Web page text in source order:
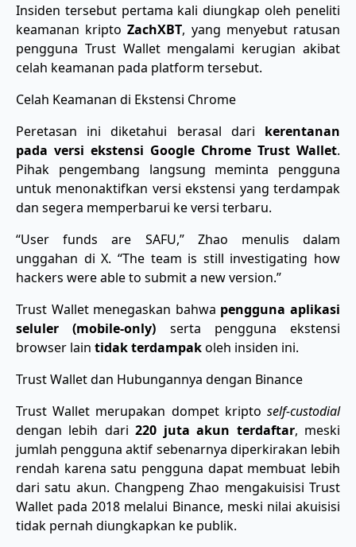
Insiden tersebut pertama kali diungkap oleh peneliti
keamanan kriptoZachXBT, yang menyebut ratusan
pengguna Trust Wallet mengalami kerugian akibat
celah keamanan pada platform tersebut.
Celah Keamanan di Ekstensi Chrome
Peretasan ini diketahui berasal dari kerentanan
pada versi ekstensi Google Chrome Trust Wallet.
Pihak pengembang langsung meminta pengguna
untuk menonaktifkan versi ekstensi yang terdampak
dan segera memperbarui ke versi terbaru.
“User funds are SAFU,” Zhao menulis dalam
unggahan di X. “The team is still investigating how
hackers were able to submit a new version.”
Trust Wallet menegaskan bahwa pengguna aplikasi
seluler (mobile-only) serta pengguna ekstensi
browser lain tidak terdampakoleh insiden ini.
Trust Wallet dan Hubungannya dengan Binance
Trust Wallet merupakan dompet kripto self-custodial
dengan lebih dari220 juta akun terdaftar, meski
jumlah pengguna aktif sebenarnya diperkirakan lebih
rendah karena satu pengguna dapat membuat lebih
dari satu akun. Changpeng Zhao mengakuisisi Trust
Wallet pada 2018 melalui Binance, meski nilai akuisisi
tidak pernah diungkapkan ke publik.